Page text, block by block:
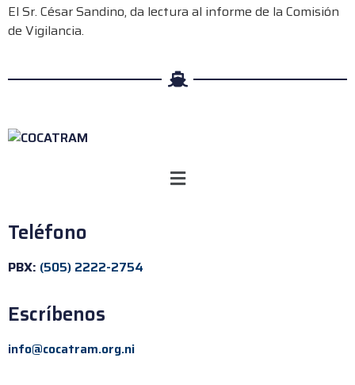
El Sr. César Sandino, da lectura al informe de la Comisión
de Vigilancia.
Teléfono
PBX: (505) 2222-2754
Escríbenos
info@cocatram.org.ni